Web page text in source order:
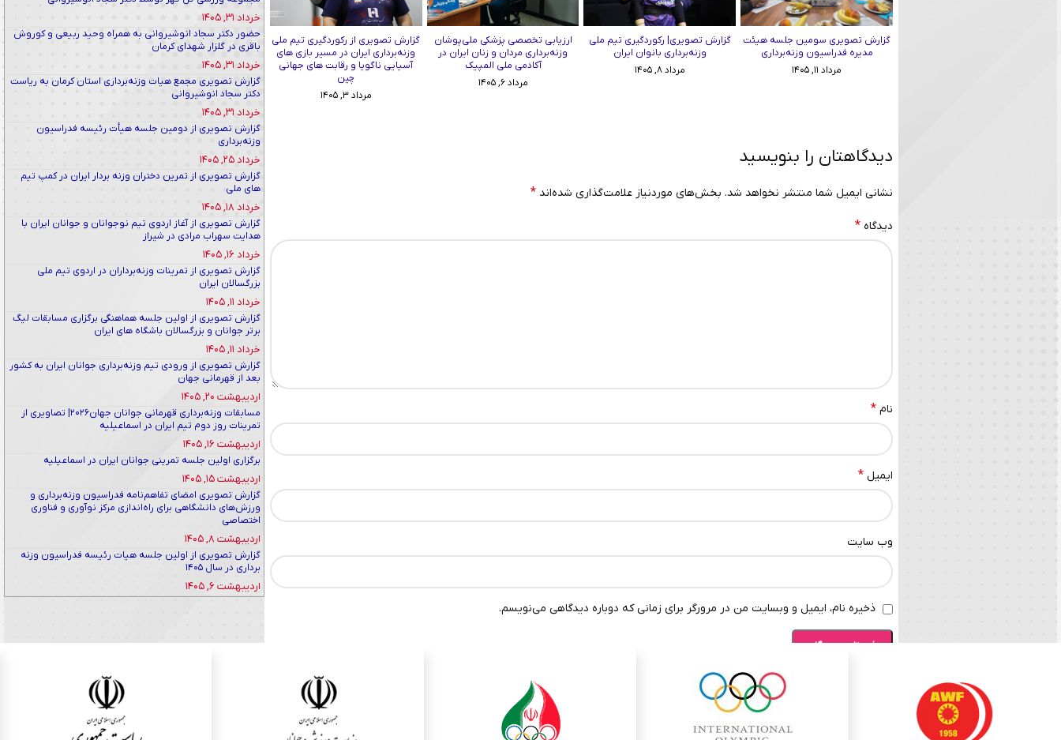
گزارش تصویری سومین جلسه هیئت
مدیره فدراسیون وزنه‌برداری
مرداد ۱۱, ۱۴۰۵
گزارش تصویری| رکوردگیری تیم ملی
وزنه‌برداری بانوان ایران
مرداد ۸, ۱۴۰۵
ارزیابی تخصصی پزشکی ملی‌پوشان
وزنه‌برداری مردان و زنان ایران در
آکادمی ملی المپیک
مرداد ۶, ۱۴۰۵
گزارش تصویری از رکوردگیری تیم ملی
وزنه‌برداری ایران در مسیر بازی های
آسیایی ناگویا و رقابت های جهانی
چین
مرداد ۳, ۱۴۰۵
دیدگاهتان را بنویسید
نشانی ایمیل شما منتشر نخواهد شد. بخش‌های موردنیاز علامت‌گذاری شده‌اند *
دیدگاه *
نام *
ایمیل *
وب‌ سایت
ذخیره نام، ایمیل و وبسایت من در مرورگر برای زمانی که دوباره دیدگاهی می‌نویسم.
خرداد ۳۱, ۱۴۰۵
حضور دکتر سجاد انوشیروانی به همراه وحید ربیعی و کوروش
باقری در گلزار شهدای کرمان
خرداد ۳۱, ۱۴۰۵
گزارش تصویری مجمع هیات وزنه‌برداری استان کرمان به ریاست
دکتر سجاد انوشیروانی
خرداد ۳۱, ۱۴۰۵
گزارش تصویری از دومین جلسه هیأت رئیسه فدراسیون
وزنه‌برداری
خرداد ۲۵, ۱۴۰۵
گزارش تصویری از تمرین دختران وزنه بردار ایران در کمپ تیم
های ملی
خرداد ۱۸, ۱۴۰۵
گزارش تصویری از آغاز اردوی تیم نوجوانان و جوانان ایران با
هدایت سهراب مرادی در شیراز
خرداد ۱۶, ۱۴۰۵
گزارش تصویری از تمرینات وزنه‌برداران در اردوی تیم ملی
بزرگسالان ایران
خرداد ۱۱, ۱۴۰۵
گزارش تصویری از اولین جلسه هماهنگی برگزاری مسابقات لیگ
برتر جوانان و بزرگسالان باشگاه های ایران
خرداد ۱۱, ۱۴۰۵
گزارش تصویری از ورودی تیم وزنه‌برداری جوانان ایران به کشور
بعد از قهرمانی جهان
اردیبهشت ۲۰, ۱۴۰۵
مسابقات وزنه‌برداری قهرمانی جوانان جهان۲۰۲۶| تصاویری از
تمرینات روز دوم تیم ایران در اسماعیلیه
اردیبهشت ۱۶, ۱۴۰۵
برگزاری اولین جلسه تمرینی جوانان ایران در اسماعیلیه
اردیبهشت ۱۵, ۱۴۰۵
گزارش تصویری امضای تفاهم‌نامه فدراسیون وزنه‌برداری و
ورزش‌های دانشگاهی برای راه‌اندازی مرکز نوآوری و فناوری
اختصاصی
اردیبهشت ۸, ۱۴۰۵
گزارش تصویری از اولین جلسه هیات رئیسه فدراسیون وزنه
برداری در سال ۱۴۰۵
اردیبهشت ۶, ۱۴۰۵